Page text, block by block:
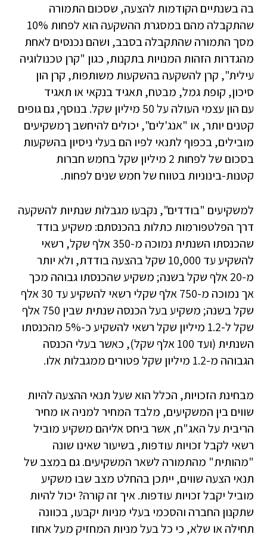
בה בשנתיים הקודמות להצעה, שסכום התמורה
שהתקבלה מהם במסגרת ההשקעה הוא לפחות 10%
מסך התמורה שהתקבלה בסבב, ושהם נכנסים לאחת
מהגדרות הזהות המנויות בתקנות, כגון "קרן טכנולוגיה
עילית", קרן להשקעה בהשקעות משותפות, קרן הון
סיכון, קופת גמל, מבטח, תאגיד בנקאי או תאגיד
עם הון עצמי
העולה על 50 מיליון שקל. בנוסף, גם גופים
קטנים יותר, או "אנג'לים", יכולים להיחשב ךמשקיעים
מובילים, בכפוף לתנאי לפיו הם בעלי ניסיון בהשקעות
בסכום של לפחות 2 מיליון שקל בחמש חברות
קטנות-בינוניות בטווח של חמש שנים לפחות.
למשקיעים "בודדים", נקבעו מגבלות שנתיות להשקעה
דרך הפלטפורמות כתלות בהכנסתם: משקיע בודד
שהכנסתו השנתית נמוכה מ-350 אלף שקל, רשאי
להשקיע עד 10,000 שקל בהצעה בודדת, ולא יותר
מ-20 אלף שקל בשנה; משקיע שהכנסתו גבוהה מכך
אך נמוכה מ-750 אלף שקלי רשאי להשקיע עד 30 אלף
שקל בשנה; משקיע בעל הכנסה שנתית שבין 750 אלף
שקל ל-1.2 מיליון שקל רשאי להשקיע כ-5% מהכנסתו
השנתית (ועד 100 אלף שקל), כאשר בעלי הכנסה
הגבוהה מ-1.2 מיליון שקל פטורים ממגבלות אלו.
מבחינת הזכויות, הכלל הוא שעל תנאי ההצעה להיות
שווים בין המשקיעים, מלבד המחיר למניה או מחיר
הריבית על האג"ח, אשר ביחס אליהם משקיע מוביל
רשאי לקבל זכויות עודפות, בשיעור שאינו שונה
"מהותית" מהתמורה לשאר המשקיעים. גם במצב של
תנאי הצעה שווים, ייתכן בהחלט מצב שבו משקיע
מוביל יקבל זכויות עודפות. איך זה קורה? יכול להיות
שתקנון החברה והסכמי בעלי מניות יקבעו, בכוונה
תחילה או שלא, כי כל בעל מניות המחזיק מעל אחוז